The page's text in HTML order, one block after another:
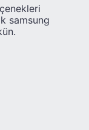
samsung